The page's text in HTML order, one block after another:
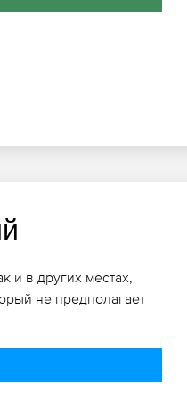
и в других местах,
не предполагает